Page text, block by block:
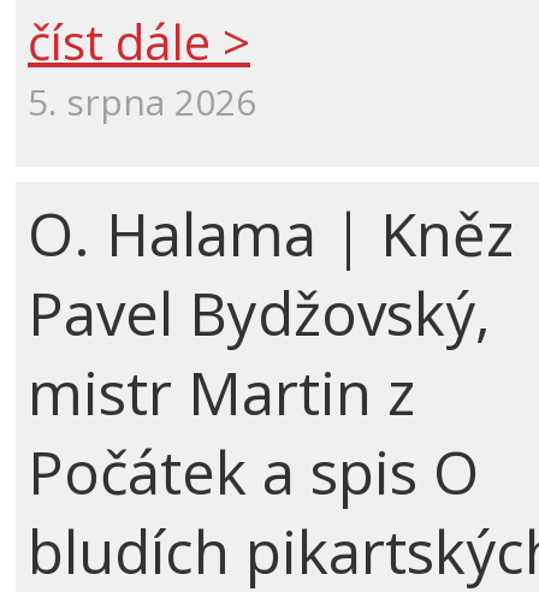
číst dále >
5. srpna 2026
O. Halama | Kněz
Pavel Bydžovský,
mistr Martin z
Počátek a spis O
bludích